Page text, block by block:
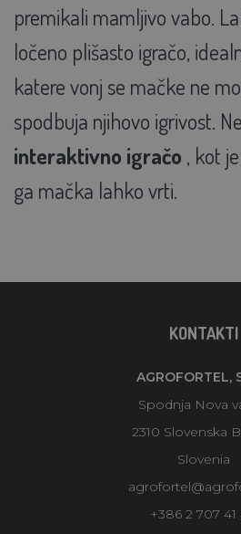
premikali mamljivo vabo.
ločeno plišasto igračo,
katere vonj se mačke ne
spodbuja njihovo igrivost.
interaktivno igračo , kot
ga mačka lahko vrti.
KONTAKTI
AGROFORTEL,
Spodnja Nova
2310 Slovenska
Slovenia
+386 2 707